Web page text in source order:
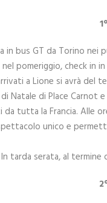
in bus GT da Torino
pomeriggio, check in
a Lione si avrà del
Natale di Place Carnot
tutta la Francia. Alle
unico e
In tarda serata, al